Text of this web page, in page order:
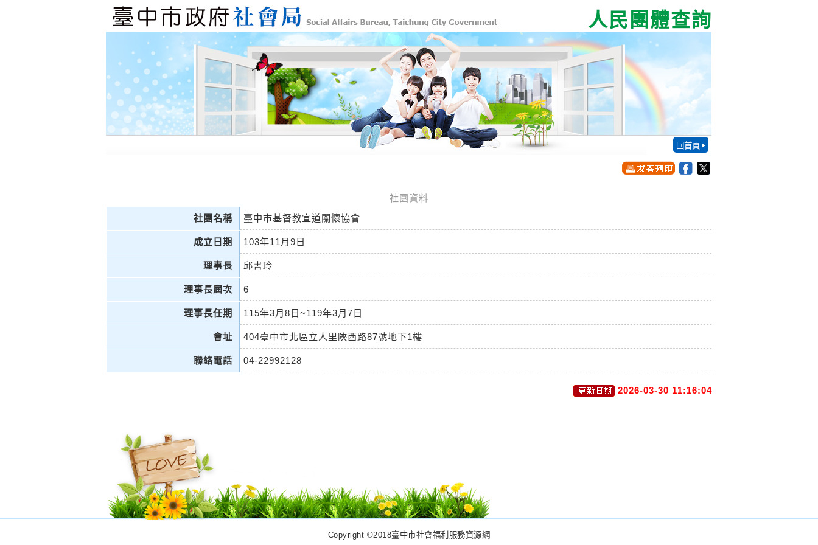
人民團體查詢
回首頁
社團資料
社團名稱
臺中市基督教宣道關懷協會
成立日期 103年11月9日
理事長 邱書玲
理事長屆次 6
理事長任期 115年3月8日~119年3月7日
會址 404臺中市北區立人里陜西路87號地下1樓
聯絡電話 04-22992128
2026-03-30 11:16:04
Copyright ©2018臺中市社會福利服務資源網